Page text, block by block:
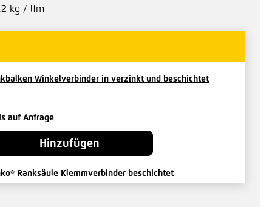
kg / lfm
Winkelverbinder in verzinkt und beschichtet
auf Anfrage
Hinzufügen
Ranksäule Klemmverbinder beschichtet